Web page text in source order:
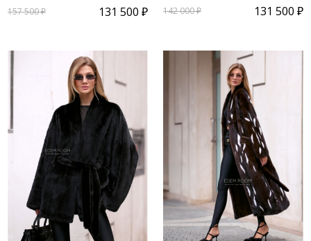
157 500 ₽
131 500 ₽
142 000 ₽
131 500 ₽